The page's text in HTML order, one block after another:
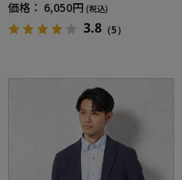
価格： 6,050円 (税込)
3.8 （5）